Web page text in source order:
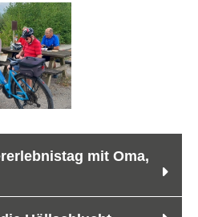
mit Oma,